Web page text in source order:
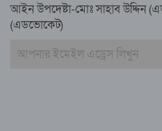
কামরুল
বাংলাদেশ
আইন উপদেষ্টা-মোঃ সাহাব উদ্দিন
(এডভোকেট)